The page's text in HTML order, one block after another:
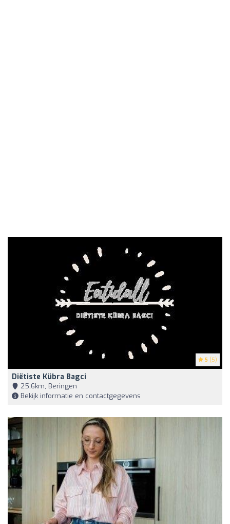
5 (5)
Diëtiste Kübra Bagci
25,6km, Beringen
Bekijk informatie en contactgegevens